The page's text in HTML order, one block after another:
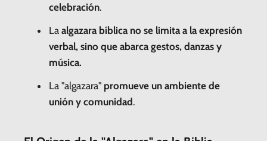
celebración.
La algazara bíblica no se limita a la expresión
verbal, sino que abarca gestos, danzas y
música.
La "algazara" promueve un ambiente de
unión y comunidad.